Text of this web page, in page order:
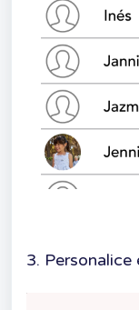
3. Personalice